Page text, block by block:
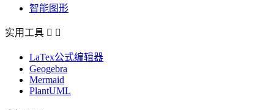
智能图形
实用工具  
LaTex公式编辑器
Geogebra
Mermaid
PlantUML